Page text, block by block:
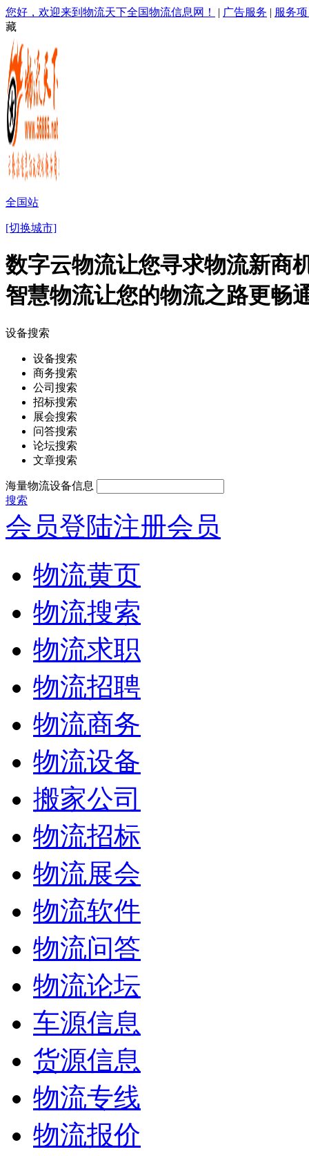
您好，欢迎来到物流天下全国物流信息网！ | 广告服务 | 服务
藏
全国站
[切换城市]
数字云物流让您寻求物流新商
智慧物流让您的物流之路更畅
设备搜索
设备搜索
商务搜索
公司搜索
招标搜索
展会搜索
问答搜索
论坛搜索
文章搜索
海量物流设备信息
搜索
会员登陆注册会员
物流黄页
物流搜索
物流求职
物流招聘
物流商务
物流设备
搬家公司
物流招标
物流展会
物流软件
物流问答
物流论坛
车源信息
货源信息
物流专线
物流报价